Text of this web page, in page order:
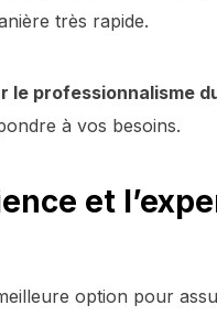
très rapide.
le professionnalisme
à vos besoins.
et
option pour